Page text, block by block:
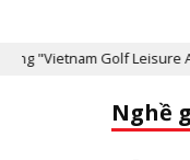
Leisure Awards &
Nghề